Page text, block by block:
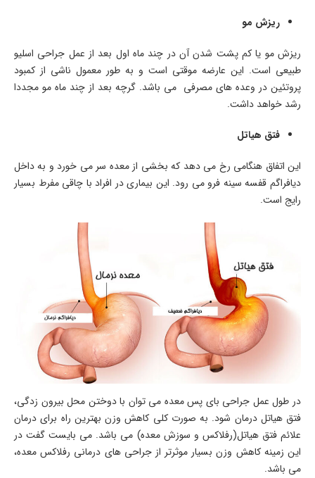
ریزش مو
ریزش مو یا کم پشت شدن آن در چند ماه اول بعد از عمل جراحی اسلیو
طبیعی است. این عارضه موقتی است و به طور معمول ناشی از کمبود
پروتئین در وعده های مصرفی می باشد. گرچه بعد از چند ماه مو مجددا
رشد خواهد داشت.
فتق هیاتل
این اتفاق هنگامی رخ می دهد که بخشی از معده سر می خورد و به داخل
دیافراگم قفسه سینه فرو می رود. این بیماری در افراد با چاقی مفرط بسیار
رایج است.
در طول عمل جراحی بای پس معده می توان با دوختن محل بیرون زدگی،
فتق هیاتل درمان شود. به صورت کلی کاهش وزن بهترین راه برای درمان
علائم فتق هیاتل(رفلاکس و سوزش معده) می باشد. می بایست گفت در
این زمینه کاهش وزن بسیار موثرتر از جراحی های درمانی رفلاکس معده،
می باشد.